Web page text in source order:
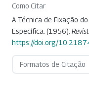
Como Citar
A Técnica de Fixação
Específica. (1956).
https://doi.org/
Formatos de Citação